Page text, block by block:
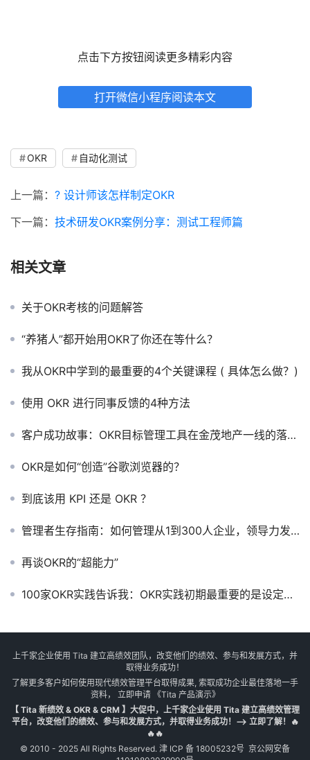
点击下方按钮阅读更多精彩内容
打开微信小程序阅读本文
OKR 自动化测试
上一篇： ? 设计师该怎样制定OKR
下一篇： 技术研发OKR案例分享：测试工程师篇
相关文章
关于OKR考核的问题解答
“养猪人”都开始用OKR了你还在等什么？
我从OKR中学到的最重要的4个关键课程 ( 具体怎么做？)
使用 OKR 进行同事反馈的4种方法
客户成功故事：OKR目标管理工具在金茂地产一线的落地实践
OKR是如何“创造”谷歌浏览器的？
到底该用 KPI 还是 OKR ？
管理者生存指南：如何管理从1到300人企业，领导力发展手册
再谈OKR的“超能力”
100家OKR实践告诉我：OKR实践初期最重要的是设定一个科学合理的关键成果（KRs）
上千家企业使用 Tita 建立高绩效团队，改变他们的绩效、参与和发展方式，并
取得业务成功！
了解更多客户如何使用现代绩效管理平台取得成果, 索取成功企业最佳落地一手
资料， 立即申请《Tita 产品演示》
【 Tita 新绩效 & OKR & CRM 】大促中，上千家企业使用 Tita 建立高绩效管理
平台，改变他们的绩效、参与和发展方式，并取得业务成功！--> 立即了解！🔥
🔥🔥
© 2010 - 2025 All Rights Reserved. 津 ICP 备 18005232号 京公网安备